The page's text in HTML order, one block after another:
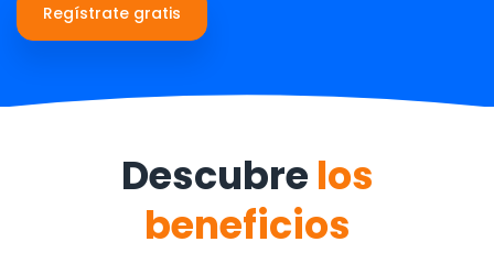
Regístrate gratis
Descubre los
beneficios